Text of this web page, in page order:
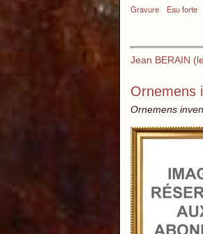
Gravure Eau forte
Jean BERAIN
Ornemens
Ornemens